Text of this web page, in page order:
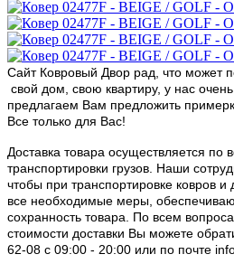
Сайт Ковровый Двор рад, что может
свой дом, свою квартиру, у нас
предлагаем Вам предложить
Все только для Вас!
Доставка товара осуществляется по
транспортировки грузов. Наши
чтобы при транспортировке ковров
все необходимые меры,
сохранность товара. По всем
стоимости доставки Вы можете
62-08 c 09:00 - 20:00 или по почте